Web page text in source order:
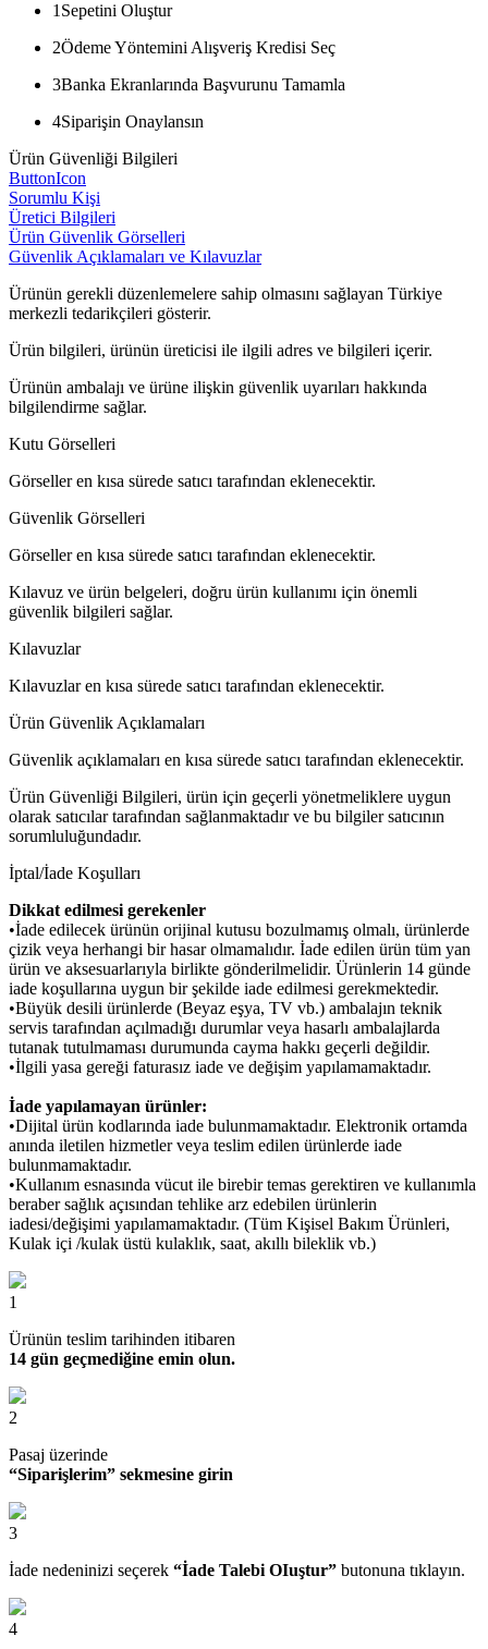
1 Sepetini Oluştur
2Ödeme Yöntemini Alışveriş Kredisi Seç
3Banka Ekranlarında Başvurunu Tamamla
4Siparişin Onaylansın
Ürün Güvenliği Bilgileri
ButtonIcon
Sorumlu Kişi
Üretici Bilgileri
Ürün Güvenlik Görselleri
Güvenlik Açıklamaları ve Kılavuzlar
Ürünün gerekli düzenlemelere sahip olmasını sağlayan Türkiye
merkezli tedarikçileri gösterir.
Ürün bilgileri, ürünün üreticisi ile ilgili adres ve bilgileri içerir.
Ürünün ambalajı ve ürüne ilişkin güvenlik uyarıları hakkında
bilgilendirme sağlar.
Kutu Görselleri
Görseller en kısa sürede satıcı tarafından eklenecektir.
Güvenlik Görselleri
Görseller en kısa sürede satıcı tarafından eklenecektir.
Kılavuz ve ürün belgeleri, doğru ürün kullanımı için önemli
güvenlik bilgileri sağlar.
Kılavuzlar
Kılavuzlar en kısa sürede satıcı tarafından eklenecektir.
Ürün Güvenlik Açıklamaları
Güvenlik açıklamaları en kısa sürede satıcı tarafından eklenecektir.
Ürün Güvenliği Bilgileri, ürün için geçerli yönetmeliklere uygun
olarak satıcılar tarafından sağlanmaktadır ve bu bilgiler satıcının
sorumluluğundadır.
İptal/İade Koşulları
Dikkat edilmesi gerekenler
•İade edilecek ürünün orijinal kutusu bozulmamış olmalı, ürünlerde
çizik veya herhangi bir hasar olmamalıdır. İade edilen ürün tüm yan
ürün ve aksesuarlarıyla birlikte gönderilmelidir. Ürünlerin 14 günde
iade koşullarına uygun bir şekilde iade edilmesi gerekmektedir.
•Büyük desili ürünlerde (Beyaz eşya, TV vb.) ambalajın teknik
servis tarafından açılmadığı durumlar veya hasarlı ambalajlarda
tutanak tutulmaması durumunda cayma hakkı geçerli değildir.
•İlgili yasa gereği faturasız iade ve değişim yapılamamaktadır.
İade yapılamayan ürünler:
•Dijital ürün kodlarında iade bulunmamaktadır. Elektronik ortamda
anında iletilen hizmetler veya teslim edilen ürünlerde iade
bulunmamaktadır.
•Kullanım esnasında vücut ile birebir temas gerektiren ve kullanımla
beraber sağlık açısından tehlike arz edebilen ürünlerin
iadesi/değişimi yapılamamaktadır. (Tüm Kişisel Bakım Ürünleri,
Kulak içi /kulak üstü kulaklık, saat, akıllı bileklik vb.)
1
Ürünün teslim tarihinden itibaren
14 gün geçmediğine emin olun.
2
Pasaj üzerinde
“Siparişlerim” sekmesine girin
3
İade nedeninizi seçerek “İade Talebi OIuştur” butonuna tıklayın.
4